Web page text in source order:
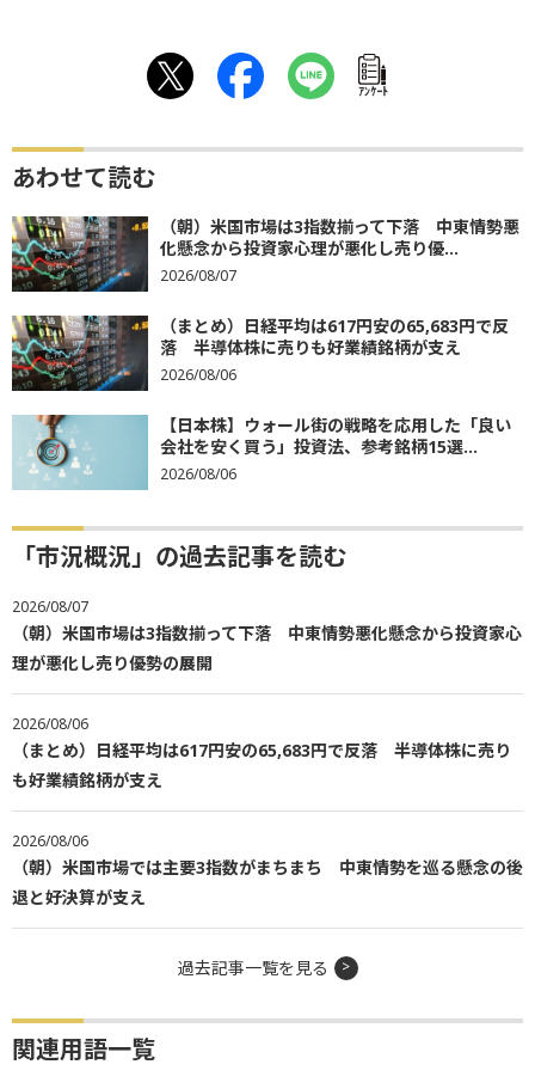
ｱﾝｹｰﾄ
あわせて読む
（朝）米国市場は3指数揃って下落 中東情勢悪
化懸念から投資家心理が悪化し売り優...
2026/08/07
（まとめ）日経平均は617円安の65,683円で反
落 半導体株に売りも好業績銘柄が支え
2026/08/06
【日本株】ウォール街の戦略を応用した「良い
会社を安く買う」投資法、参考銘柄15選...
2026/08/06
「市況概況」の過去記事を読む
2026/08/07
（朝）米国市場は3指数揃って下落 中東情勢悪化懸念から投資家心
理が悪化し売り優勢の展開
2026/08/06
（まとめ）日経平均は617円安の65,683円で反落 半導体株に売り
も好業績銘柄が支え
2026/08/06
（朝）米国市場では主要3指数がまちまち 中東情勢を巡る懸念の後
退と好決算が支え
過去記事一覧を見る
関連用語一覧